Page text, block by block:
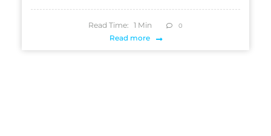
Read Time: 1 Min 0
Read more